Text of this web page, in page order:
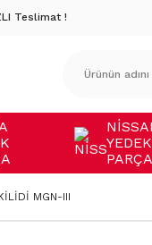
Teslimat !
YEDEK
PARÇA
MGN-III